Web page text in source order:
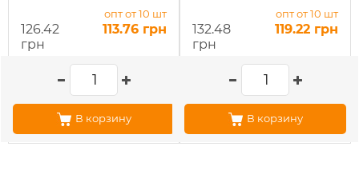
126.42
грн
опт от 10 шт
113.76 грн
В корзину
132.48
грн
опт от 10 шт
119.22 грн
В корзину